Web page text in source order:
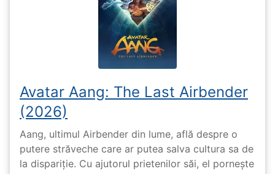
Avatar Aang: The Last Airbender
(2026)
Aang, ultimul Airbender din lume, află despre o
putere străveche care ar putea salva cultura sa de
la dispariție. Cu ajutorul prietenilor săi, el pornește